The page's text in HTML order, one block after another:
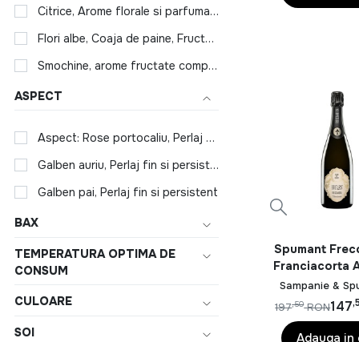
Citrice, Arome florale si parfumate, Accente calde de vanilie
Flori albe, Coaja de paine, Fructe albe
Smochine, arome fructate complexe, Paine prajita, Ananas, Coaja de portocala
ASPECT
Aspect: Rose portocaliu, Perlaj fin si elegant
Galben auriu, Perlaj fin si persistent
Galben pai, Perlaj fin si persistent
BAX
TEMPERATURA OPTIMA DE
CONSUM
CULOARE
SOI
Spumant
Franciacorta
25 Blanc de
DOCG
Sampanie &
147
197,50 RON
Adauga in